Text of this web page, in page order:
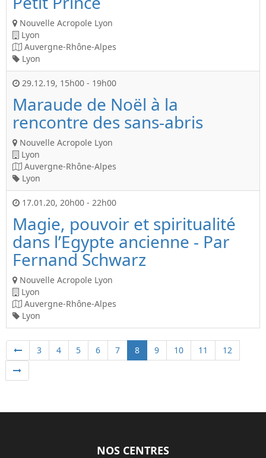
Nouvelle Acropole Lyon
Lyon
Auvergne-Rhône-Alpes
Lyon
29.12.19, 15h00 - 19h00
Maraude de Noël à la
rencontre des sans-abris
Nouvelle Acropole Lyon
Lyon
Auvergne-Rhône-Alpes
Lyon
17.01.20, 20h00 - 22h00
Magie, pouvoir et spiritualité
dans l’Egypte ancienne - Par
Fernand Schwarz
Nouvelle Acropole Lyon
Lyon
Auvergne-Rhône-Alpes
Lyon
3 4 5 6 7 8 9 10 11 12
NOS CENTRES